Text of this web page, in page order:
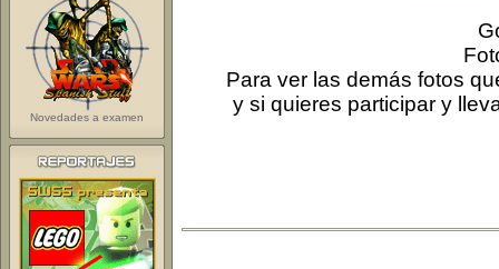
Para ver las demás fotos
y si quieres participar y
Novedades a examen